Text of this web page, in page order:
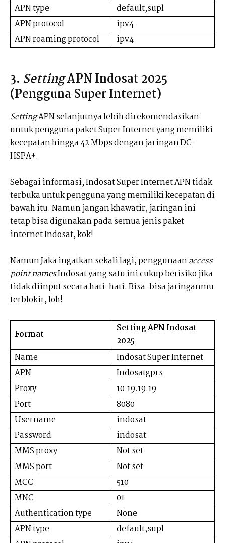
APN type
default,supl
APN protocol
ipv4
APN roaming protocol
ipv4
3. SettingAPN Indosat 2025
(Pengguna Super Internet)
SettingAPN selanjutnya lebih direkomendasikan
untuk pengguna paket Super Internet yang memiliki
kecepatan hingga 42 Mbps dengan jaringan DC-
HSPA+.
Sebagai informasi, Indosat Super Internet APN tidak
terbuka untuk pengguna yang memiliki kecepatan di
bawah itu. Namun jangan khawatir, jaringan ini
tetap bisa digunakan pada semua jenis paket
internet Indosat, kok!
Namun Jaka ingatkan sekali lagi, penggunaanaccess
point namesIndosat yang satu ini cukup berisiko jika
tidak diinput secara hati-hati. Bisa-bisa jaringanmu
terblokir, loh!
Format
Setting APN Indosat
2025
Name
Indosat Super Internet
APN
Indosatgprs
Proxy
10.19.19.19
Port
8080
Username
indosat
Password
indosat
MMS proxy
Not set
MMS port
Not set
MCC
510
MNC
01
Authentication type
None
APN type
default,supl